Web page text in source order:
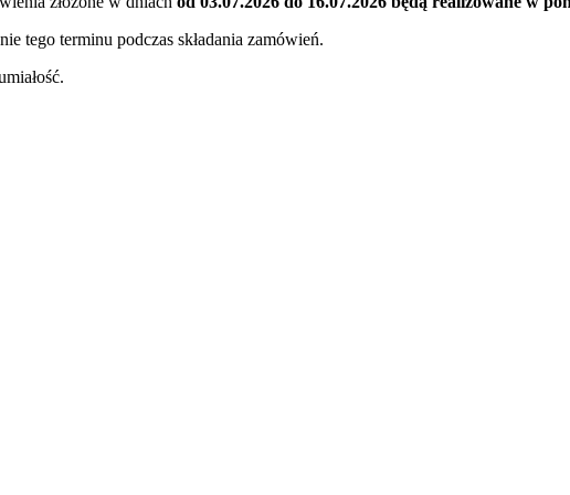
tego terminu podczas składania zamówień.